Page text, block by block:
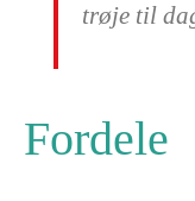
trøje til
Fordele